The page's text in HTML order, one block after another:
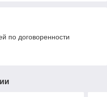
по договоренности